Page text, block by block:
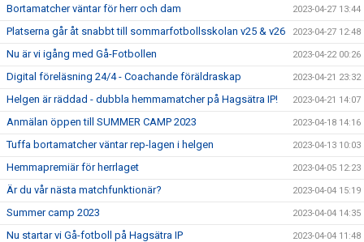
Bortamatcher väntar för herr och dam 2023-04-27 13:44
Platserna går åt snabbt till sommarfotbollsskolan v25 & v26 2023-04-27 12:48
Nu är vi igång med Gå-Fotbollen 2023-04-22 00:26
Digital föreläsning 24/4 - Coachande föräldraskap 2023-04-21 23:32
Helgen är räddad - dubbla hemmamatcher på Hagsätra IP! 2023-04-21 14:07
Anmälan öppen till SUMMER CAMP 2023 2023-04-18 14:16
Tuffa bortamatcher väntar rep-lagen i helgen 2023-04-13 10:03
Hemmapremiär för herrlaget 2023-04-05 12:23
Är du vår nästa matchfunktionär? 2023-04-04 15:19
Summer camp 2023 2023-04-04 14:35
Nu startar vi Gå-fotboll på Hagsätra IP 2023-04-04 11:48